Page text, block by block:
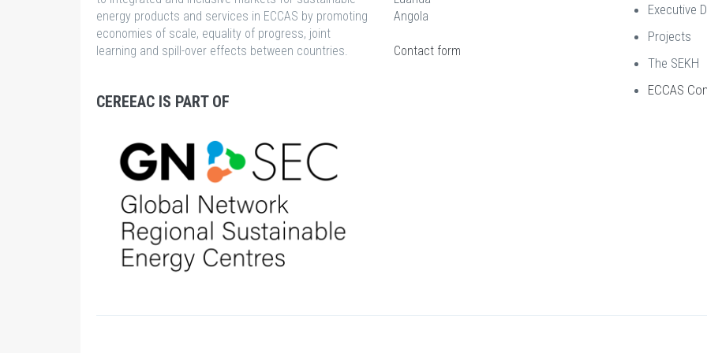
les
petites
centrales
au
Nigeria
energy products and services in ECCAS by promoting
economies of scale, equality of progress, joint
learning and spill-over effects between countries.
CEREEAC IS PART OF
Angola
Contact form
Executive
Projects
The SEKH
ECCAS